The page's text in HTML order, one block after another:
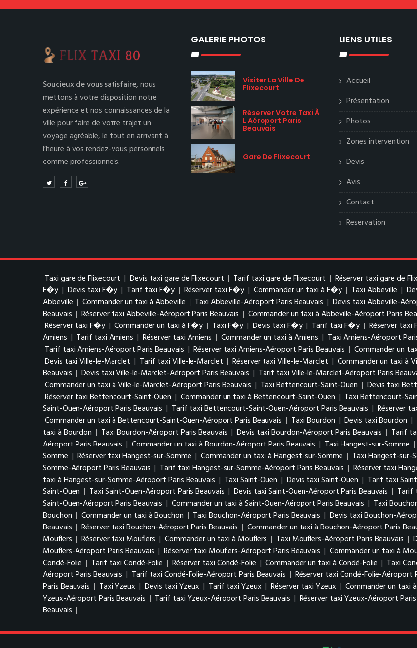
Soucieux de vous satisfaire,nous
mettons à votre disposition notre
expérience et nos connaissances de la
ville pour faire de votre trajet un
voyage agréable, le tout en arrivant à
l’heure à vos rendez-vous personnels
comme professionnels.
GALERIE PHOTOS
Visiter La Ville De
Flixecourt
Réserver Votre Taxi À
L Aéroport Paris
Beauvais
Gare De Flixecourt
LIENS UTILES
Accueil
Présentation
Photos
Zones intervention
Devis
Avis
Contact
Reservation
Taxi gare de Flixecourt | Devis taxi gare de Flixecourt | Tarif taxi gare de Flixecourt | Réserver taxi gare de
F�y | Devis taxi F�y | Tarif taxi F�y | Réserver taxi F�y | Commander un taxi à F�y | Taxi Abbeville |
Abbeville | Commander un taxi à Abbeville | Taxi Abbeville-Aéroport Paris Beauvais | Devis taxi Abbeville-
Beauvais | Réserver taxi Abbeville-Aéroport Paris Beauvais | Commander un taxi à Abbeville-Aéroport Paris
Réserver taxi F�y | Commander un taxi à F�y | Taxi F�y | Devis taxi F�y | Tarif taxi F�y | Réserver taxi
Amiens | Tarif taxi Amiens | Réserver taxi Amiens | Commander un taxi à Amiens | Taxi Amiens-Aéroport
Tarif taxi Amiens-Aéroport Paris Beauvais | Réserver taxi Amiens-Aéroport Paris Beauvais | Commander un
Devis taxi Ville-le-Marclet | Tarif taxi Ville-le-Marclet | Réserver taxi Ville-le-Marclet | Commander un taxi à
Beauvais | Devis taxi Ville-le-Marclet-Aéroport Paris Beauvais | Tarif taxi Ville-le-Marclet-Aéroport Paris
Commander un taxi à Ville-le-Marclet-Aéroport Paris Beauvais | Taxi Bettencourt-Saint-Ouen | Devis taxi
Réserver taxi Bettencourt-Saint-Ouen | Commander un taxi à Bettencourt-Saint-Ouen | Taxi Bettencourt-
Saint-Ouen-Aéroport Paris Beauvais | Tarif taxi Bettencourt-Saint-Ouen-Aéroport Paris Beauvais | Réserver
Commander un taxi à Bettencourt-Saint-Ouen-Aéroport Paris Beauvais | Taxi Bourdon | Devis taxi Bourdon |
taxi à Bourdon | Taxi Bourdon-Aéroport Paris Beauvais | Devis taxi Bourdon-Aéroport Paris Beauvais | Tarif
Aéroport Paris Beauvais | Commander un taxi à Bourdon-Aéroport Paris Beauvais | Taxi Hangest-sur-Somme |
Somme | Réserver taxi Hangest-sur-Somme | Commander un taxi à Hangest-sur-Somme | Taxi Hangest-sur-
Somme-Aéroport Paris Beauvais | Tarif taxi Hangest-sur-Somme-Aéroport Paris Beauvais | Réserver taxi
taxi à Hangest-sur-Somme-Aéroport Paris Beauvais | Taxi Saint-Ouen | Devis taxi Saint-Ouen | Tarif taxi
Saint-Ouen | Taxi Saint-Ouen-Aéroport Paris Beauvais | Devis taxi Saint-Ouen-Aéroport Paris Beauvais | Tarif
Saint-Ouen-Aéroport Paris Beauvais | Commander un taxi à Saint-Ouen-Aéroport Paris Beauvais | Taxi
Bouchon | Commander un taxi à Bouchon | Taxi Bouchon-Aéroport Paris Beauvais | Devis taxi Bouchon-
Beauvais | Réserver taxi Bouchon-Aéroport Paris Beauvais | Commander un taxi à Bouchon-Aéroport Paris
Mouflers | Réserver taxi Mouflers | Commander un taxi à Mouflers | Taxi Mouflers-Aéroport Paris Beauvais |
Mouflers-Aéroport Paris Beauvais | Réserver taxi Mouflers-Aéroport Paris Beauvais | Commander un taxi à
Condé-Folie | Tarif taxi Condé-Folie | Réserver taxi Condé-Folie | Commander un taxi à Condé-Folie | Taxi
Aéroport Paris Beauvais | Tarif taxi Condé-Folie-Aéroport Paris Beauvais | Réserver taxi Condé-Folie-Aéroport
Paris Beauvais | Taxi Yzeux | Devis taxi Yzeux | Tarif taxi Yzeux | Réserver taxi Yzeux | Commander un taxi
Yzeux-Aéroport Paris Beauvais | Tarif taxi Yzeux-Aéroport Paris Beauvais | Réserver taxi Yzeux-Aéroport
Beauvais |